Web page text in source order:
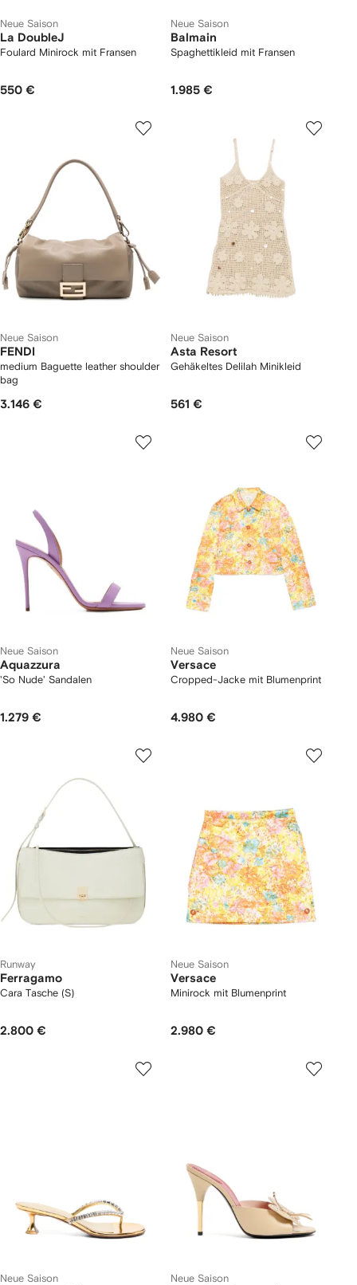
Neue Saison
La DoubleJ
Foulard Minirock mit Fransen
550 €
Neue Saison
Balmain
Spaghettikleid mit Fransen
1.985 €
Neue Saison
FENDI
medium Baguette leather shoulder
bag
3.146 €
Neue Saison
Asta Resort
Gehäkeltes Delilah Minikleid
561 €
Neue Saison
Aquazzura
'So Nude' Sandalen
1.279 €
Neue Saison
Versace
Cropped-Jacke mit Blumenprint
4.980 €
Runway
Ferragamo
Cara Tasche (S)
2.800 €
Neue Saison
Versace
Minirock mit Blumenprint
2.980 €
Neue Saison Neue Saison